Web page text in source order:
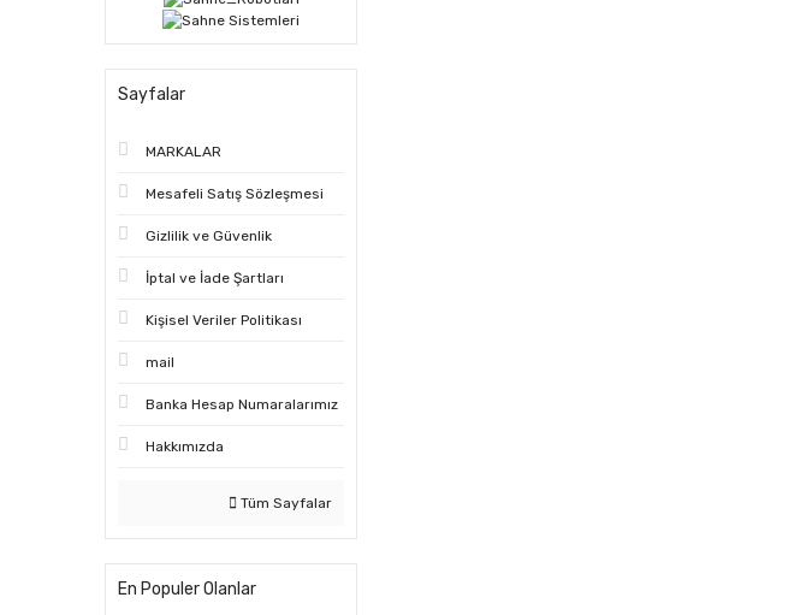
Sayfalar
MARKALAR
Mesafeli Satış Sözleşmesi
Gizlilik ve Güvenlik
İptal ve İade Şartları
Kişisel Veriler Politikası
mail
Banka Hesap Numaralarımız
Hakkımızda
Tüm Sayfalar
En Populer Olanlar